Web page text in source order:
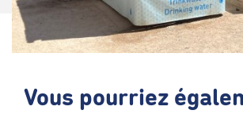
Vous pourriez